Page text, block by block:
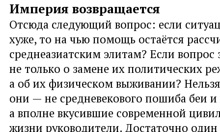
Империя возвращается
Отсюда следующий вопрос: если
хуже, то на чью помощь остаётся
среднеазиатским элитам? Если вопрос
не только о замене их политических
а об их физическом выживании?
они — не средневекового пошиба беи
а вполне вкусившие современной
жизни руководители. Достаточно один